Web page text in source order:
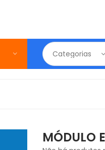
Categorias
MÓDULO